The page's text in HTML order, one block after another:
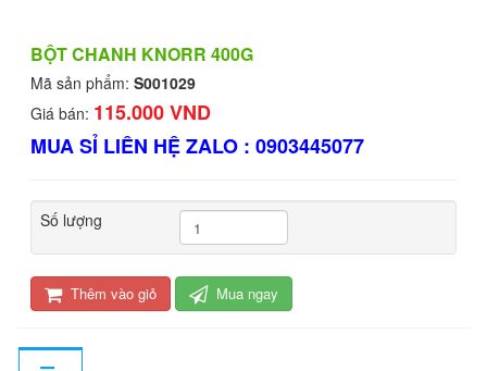
BỘT CHANH KNORR 400G
Mã sản phẩm: S001029
Giá bán: 115.000 VND
MUA SỈ LIÊN HỆ ZALO : 0903445077
Số lượng
Thêm vào giỏ Mua ngay